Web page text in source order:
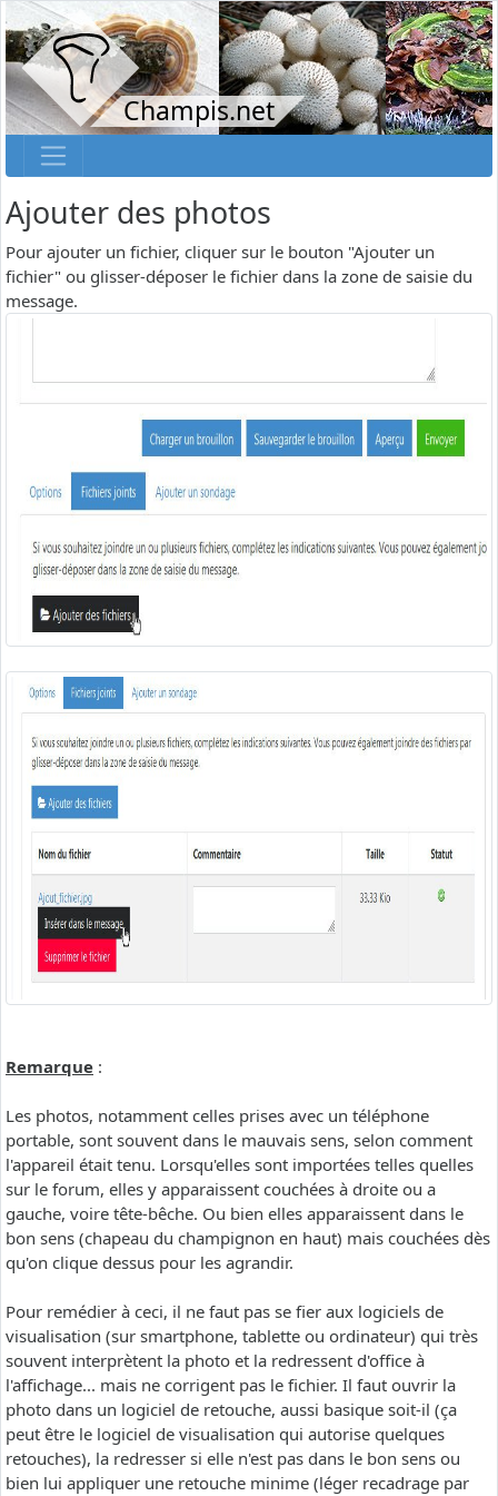
Champis.net
Ajouter des photos
Pour ajouter un fichier, cliquer sur le bouton "Ajouter un
fichier" ou glisser-déposer le fichier dans la zone de saisie du
message.
Remarque :
Les photos, notamment celles prises avec un téléphone
portable, sont souvent dans le mauvais sens, selon comment
l'appareil était tenu. Lorsqu'elles sont importées telles quelles
sur le forum, elles y apparaissent couchées à droite ou a
gauche, voire tête-bêche. Ou bien elles apparaissent dans le
bon sens (chapeau du champignon en haut) mais couchées dès
qu'on clique dessus pour les agrandir.
Pour remédier à ceci, il ne faut pas se fier aux logiciels de
visualisation (sur smartphone, tablette ou ordinateur) qui très
souvent interprètent la photo et la redressent d'office à
l'affichage... mais ne corrigent pas le fichier. Il faut ouvrir la
photo dans un logiciel de retouche, aussi basique soit-il (ça
peut être le logiciel de visualisation qui autorise quelques
retouches), la redresser si elle n'est pas dans le bon sens ou
bien lui appliquer une retouche minime (léger recadrage par